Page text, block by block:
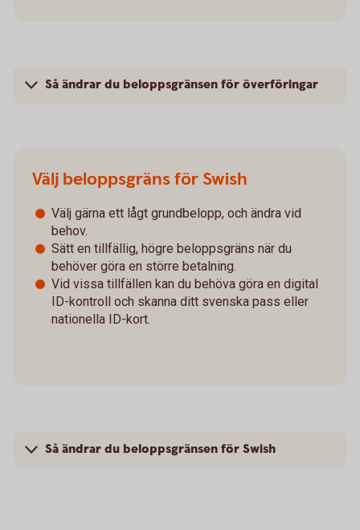
Så ändrar du beloppsgränsen för överföringar
Välj beloppsgräns för Swish
Välj gärna ett lågt grundbelopp, och ändra vid
behov.
Sätt en tillfällig, högre beloppsgräns när du
behöver göra en större betalning.
Vid vissa tillfällen kan du behöva göra en digital
ID-kontroll och skanna ditt svenska pass eller
nationella ID-kort.
Så ändrar du beloppsgränsen för Swish